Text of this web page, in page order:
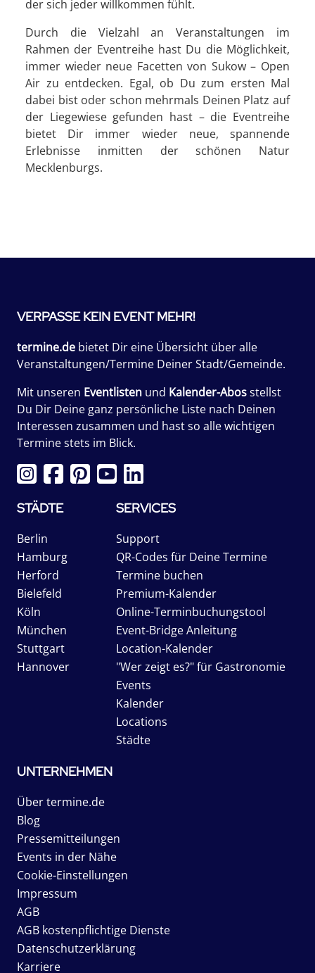
der sich jeder willkommen fühlt.
Durch die Vielzahl an Veranstaltungen im
Rahmen der Eventreihe hast Du die Möglichkeit,
immer wieder neue Facetten von Sukow – Open
Air zu entdecken. Egal, ob Du zum ersten Mal
dabei bist oder schon mehrmals Deinen Platz auf
der Liegewiese gefunden hast – die Eventreihe
bietet Dir immer wieder neue, spannende
Erlebnisse inmitten der schönen Natur
Mecklenburgs.
VERPASSE KEIN EVENT MEHR!
termine.de bietet Dir eine Übersicht über alle
Veranstaltungen/Termine Deiner Stadt/Gemeinde.
Mit unseren Eventlisten und Kalender-Abosstellst
Du Dir Deine ganz persönliche Liste nach Deinen
Interessen zusammen und hast so alle wichtigen
Termine stets im Blick.
STÄDTE
Berlin
Hamburg
Herford
Bielefeld
Köln
München
Stuttgart
Hannover
SERVICES
Support
QR-Codes für Deine Termine
Termine buchen
Premium-Kalender
Online-Terminbuchungstool
Event-Bridge Anleitung
Location-Kalender
"Wer zeigt es?" für Gastronomie
Events
Kalender
Locations
Städte
UNTERNEHMEN
Über termine.de
Blog
Pressemitteilungen
Events in der Nähe
Cookie-Einstellungen
Impressum
AGB
AGB kostenpflichtige Dienste
Datenschutzerklärung
Karriere